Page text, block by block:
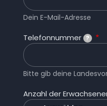
Dein E-Mail-Adresse
Telefonnummer ?
Bitte gib deine
Anzahl der